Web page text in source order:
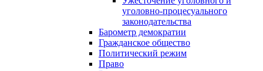
уголовно-процесуального
законодательства
Барометр демократии
Гражданское общество
Политический режим
Право